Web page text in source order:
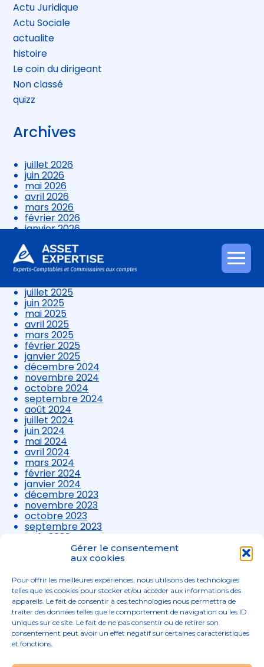
Gérer le consentement
aux cookies
Pour offrir les meilleures expériences, nous utilisons des technologies
telles que les cookies pour stocker et/ou accéder aux informations des
appareils. Le fait de consentir à ces technologies nous permettra de
traiter des données telles que le comportement de navigation ou les ID
uniques sur ce site. Le fait de ne pas consentir ou de retirer son
consentement peut avoir un effet négatif sur certaines caractéristiques
et fonctions.
Aller
au
Actu Juridique
Actu Sociale
actualite
histoire
Le coin du dirigeant
Non classé
quizz
Archives
juillet 2026
juin 2026
mai 2026
avril 2026
mars 2026
février 2026
janvier 2026
novembre 2025
octobre 2025
septembre 2025
juillet 2025
juin 2025
mai 2025
avril 2025
mars 2025
février 2025
janvier 2025
décembre 2024
novembre 2024
octobre 2024
septembre 2024
août 2024
juillet 2024
juin 2024
mai 2024
avril 2024
mars 2024
février 2024
janvier 2024
décembre 2023
novembre 2023
octobre 2023
septembre 2023
août 2023
juillet 2023
avril 2023
mars 2023